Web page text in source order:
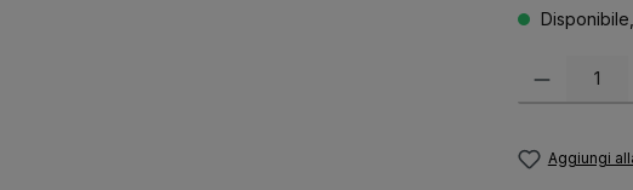
Quantità del
Aggiungi